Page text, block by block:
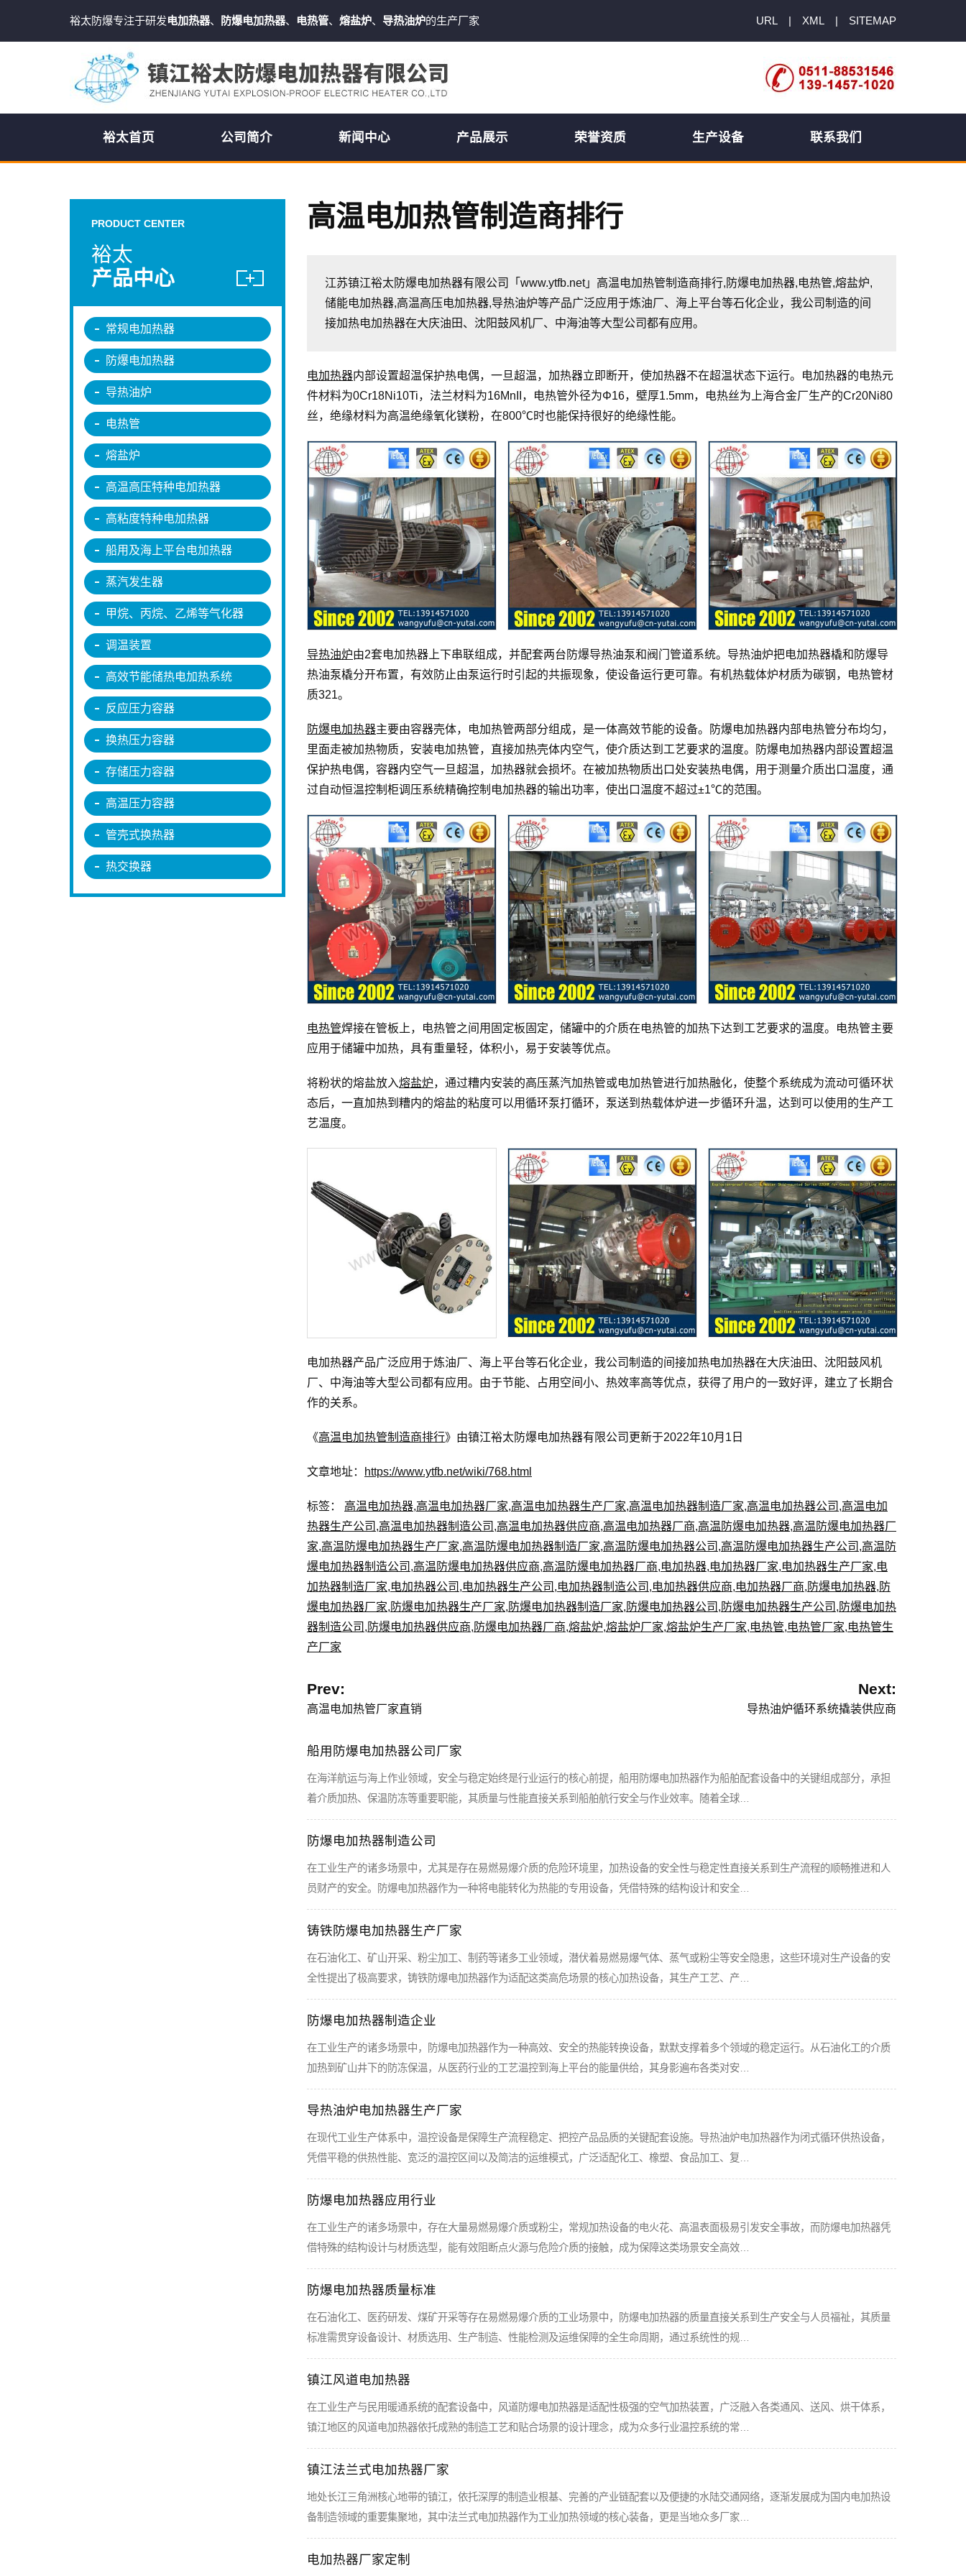
裕太防爆专注于研发电加热器、 防爆电加热器、 电热管、 熔盐炉、 导热油炉的生产厂家 URL | XML | SITEMAP
裕太首页 公司简介 新闻中心 产品展示 荣誉资质 生产设备 联系我们
高温电加热管制造商排行
江苏镇江裕太防爆电加热器有限公司「www.ytfb.net」高温电加热管制造商排行,防爆电加热器,电热管,熔盐炉,
储能电加热器,高温高压电加热器,导热油炉等产品广泛应用于炼油厂、海上平台等石化企业，我公司制造的间
接加热电加热器在大庆油田、沈阳鼓风机厂、中海油等大型公司都有应用。
电加热器内部设置超温保护热电偶，一旦超温，加热器立即断开，使加热器不在超温状态下运行。电加热器的电热元
件材料为0Cr18Ni10Ti，法兰材料为16MnII，电热管外径为Φ16，壁厚1.5mm，电热丝为上海合金厂生产的Cr20Ni80
丝，绝缘材料为高温绝缘氧化镁粉，在800℃时也能保持很好的绝缘性能。
导热油炉由2套电加热器上下串联组成，并配套两台防爆导热油泵和阀门管道系统。导热油炉把电加热器橇和防爆导
热油泵橇分开布置，有效防止由泵运行时引起的共振现象，使设备运行更可靠。有机热载体炉材质为碳钢，电热管材
质321。
防爆电加热器主要由容器壳体，电加热管两部分组成，是一体高效节能的设备。防爆电加热器内部电热管分布均匀，
里面走被加热物质，安装电加热管，直接加热壳体内空气，使介质达到工艺要求的温度。防爆电加热器内部设置超温
保护热电偶，容器内空气一旦超温，加热器就会损坏。在被加热物质出口处安装热电偶，用于测量介质出口温度，通
过自动恒温控制柜调压系统精确控制电加热器的输出功率，使出口温度不超过±1℃的范围。
电热管焊接在管板上，电热管之间用固定板固定，储罐中的介质在电热管的加热下达到工艺要求的温度。电热管主要
应用于储罐中加热，具有重量轻，体积小，易于安装等优点。
将粉状的熔盐放入熔盐炉，通过糟内安装的高压蒸汽加热管或电加热管进行加热融化，使整个系统成为流动可循环状
态后，一直加热到糟内的熔盐的粘度可以用循环泵打循环，泵送到热载体炉进一步循环升温，达到可以使用的生产工
艺温度。
电加热器产品广泛应用于炼油厂、海上平台等石化企业，我公司制造的间接加热电加热器在大庆油田、沈阳鼓风机
厂、中海油等大型公司都有应用。由于节能、占用空间小、热效率高等优点，获得了用户的一致好评，建立了长期合
作的关系。
《高温电加热管制造商排行》由镇江裕太防爆电加热器有限公司更新于2022年10月1日
文章地址： https://www.ytfb.net/wiki/768.html
标签： 高温电加热器,高温电加热器厂家,高温电加热器生产厂家,高温电加热器制造厂家,高温电加热器公司 ,高温电加
热器生产公司 ,高温电加热器制造公司 ,高温电加热器供应商,高温电加热器厂商,高温防爆电加热器,高温防爆电加热器厂
家,高温防爆电加热器生产厂家,高温防爆电加热器制造厂家,高温防爆电加热器公司 ,高温防爆电加热器生产公司 ,高温防
爆电加热器制造公司 ,高温防爆电加热器供应商,高温防爆电加热器厂商,电加热器,电加热器厂家,电加热器生产厂家,电
加热器制造厂家,电加热器公司 ,电加热器生产公司 ,电加热器制造公司 ,电加热器供应商,电加热器厂商, 防爆电加热器, 防
爆电加热器厂家, 防爆电加热器生产厂家, 防爆电加热器制造厂家, 防爆电加热器公司 , 防爆电加热器生产公司 , 防爆电加热
器制造公司 , 防爆电加热器供应商, 防爆电加热器厂商,熔盐炉,熔盐炉厂家,熔盐炉生产厂家,电热管,电热管厂家,电热管生
产厂家
Prev:
高温电加热管厂家直销
Next:
导热油炉循环系统撬装供应商
船用防爆电加热器公司厂家
在海洋航运与海上作业领域，安全与稳定始终是行业运行的核心前提，船用防爆电加热器作为船舶配套设备中的关键组成部分，承担
着介质加热、保温防冻等重要职能，其质量与性能直接关系到船舶航行安全与作业效率。随着全球…
防爆电加热器制造公司
在工业生产的诸多场景中，尤其是存在易燃易爆介质的危险环境里，加热设备的安全性与稳定性直接关系到生产流程的顺畅推进和人
员财产的安全。防爆电加热器作为一种将电能转化为热能的专用设备，凭借特殊的结构设计和安全…
铸铁防爆电加热器生产厂家
在石油化工、矿山开采、粉尘加工、制药等诸多工业领域，潜伏着易燃易爆气体、蒸气或粉尘等安全隐患，这些环境对生产设备的安
全性提出了极高要求，铸铁防爆电加热器作为适配这类高危场景的核心加热设备，其生产工艺、产…
防爆电加热器制造企业
在工业生产的诸多场景中，防爆电加热器作为一种高效、安全的热能转换设备，默默支撑着多个领域的稳定运行。从石油化工的介质
加热到矿山井下的防冻保温，从医药行业的工艺温控到海上平台的能量供给，其身影遍布各类对安…
导热油炉电加热器生产厂家
在现代工业生产体系中，温控设备是保障生产流程稳定、把控产品品质的关键配套设施。导热油炉电加热器作为闭式循环供热设备，
凭借平稳的供热性能、宽泛的温控区间以及简洁的运维模式，广泛适配化工、橡塑、食品加工、复…
防爆电加热器应用行业
在工业生产的诸多场景中，存在大量易燃易爆介质或粉尘，常规加热设备的电火花、高温表面极易引发安全事故，而防爆电加热器凭
借特殊的结构设计与材质选型，能有效阻断点火源与危险介质的接触，成为保障这类场景安全高效…
防爆电加热器质量标准
在石油化工、医药研发、煤矿开采等存在易燃易爆介质的工业场景中，防爆电加热器的质量直接关系到生产安全与人员福祉，其质量
标准需贯穿设备设计、材质选用、生产制造、性能检测及运维保障的全生命周期，通过系统性的规…
镇江风道电加热器
在工业生产与民用暖通系统的配套设备中，风道防爆电加热器是适配性极强的空气加热装置，广泛融入各类通风、送风、烘干体系，
镇江地区的风道电加热器依托成熟的制造工艺和贴合场景的设计理念，成为众多行业温控系统的常…
镇江法兰式电加热器厂家
地处长江三角洲核心地带的镇江，依托深厚的制造业根基、完善的产业链配套以及便捷的水陆交通网络，逐渐发展成为国内电加热设
备制造领域的重要集聚地，其中法兰式电加热器作为工业加热领域的核心装备，更是当地众多厂家…
电加热器厂家定制
PRODUCT CENTER
裕太
产品中心
常规电加热器
防爆电加热器
导热油炉
电热管
熔盐炉
高温高压特种电加热器
高粘度特种电加热器
船用及海上平台电加热器
蒸汽发生器
甲烷、丙烷、乙烯等气化器
调温装置
高效节能储热电加热系统
反应压力容器
换热压力容器
存储压力容器
高温压力容器
管壳式换热器
热交换器